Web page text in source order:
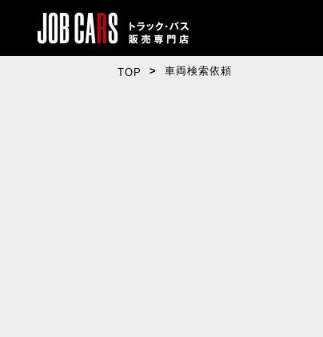
TOP 車両検索依頼